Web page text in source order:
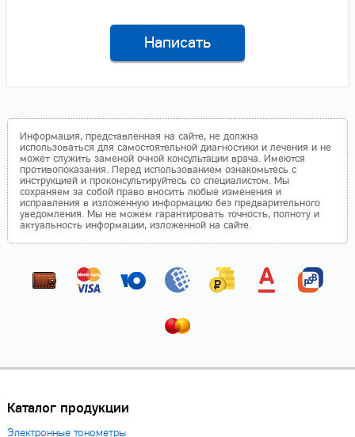
Написать
Информация, представленная на сайте, не должна
использоваться для самостоятельной диагностики и лечения и не
может служить заменой очной консультации врача. Имеются
противопоказания. Перед использованием ознакомьтесь с
инструкцией и проконсультируйтесь со специалистом. Мы
сохраняем за собой право вносить любые изменения и
исправления в изложенную информацию без предварительного
уведомления. Мы не можем гарантировать точность, полноту и
актуальность информации, изложенной на сайте.
Каталог продукции
Электронные тонометры